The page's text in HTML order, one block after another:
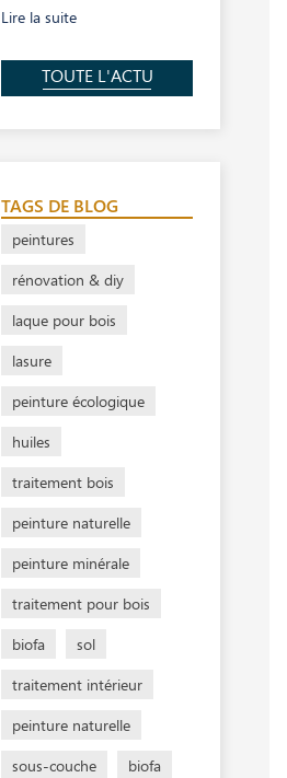
Lire la suite
TOUTE L'ACTU
TAGS DE BLOG
peintures
rénovation & diy
laque pour bois
lasure
peinture écologique
huiles
traitement bois
peinture naturelle
peinture minérale
traitement pour bois
biofa
sol
traitement intérieur
peinture naturelle
sous-couche
biofa